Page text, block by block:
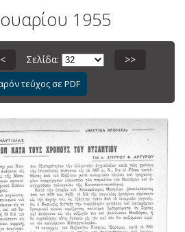
1955
Σελίδα: >>
τεύχος σε PDF